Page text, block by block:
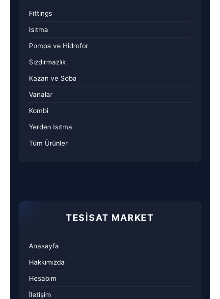
Fittings
Isıtma
Pompa ve Hidrofor
Sızdırmazlık
Kazan ve Soba
Vanalar
Kombi
Yerden Isıtma
Tüm Ürünler
TESISAT MARKET
Anasayfa
Hakkımızda
Hesabım
İletişim